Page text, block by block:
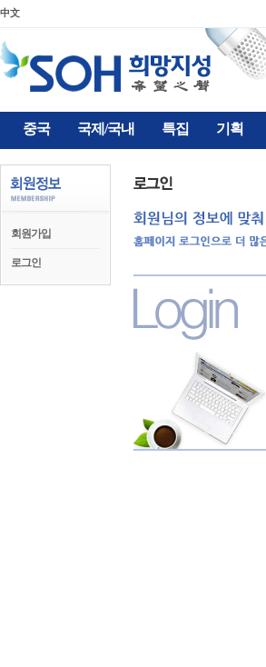
中文
중국 국제/국내 특집 기획
회원가입
로그인